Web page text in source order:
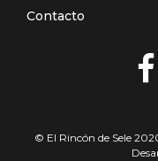
Contacto
© El Rincón de Sele